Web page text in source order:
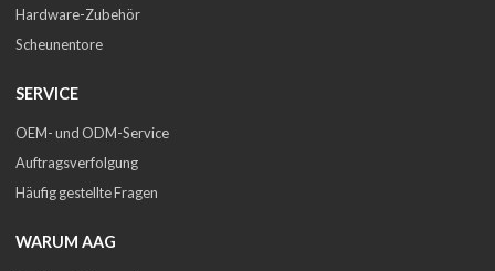
Hardware-Zubehör
Scheunentore
SERVICE
OEM- und ODM-Service
Auftragsverfolgung
Häufig gestellte Fragen
WARUM AAG